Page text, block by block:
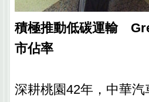
積極推動低碳運輸
市佔率
深耕桃園42年，中華